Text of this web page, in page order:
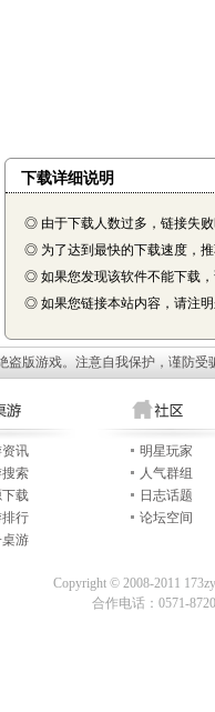
下载详细说明
◎ 由于下载人数过多，链接失
◎ 为了达到最快的下载速度，
◎ 如果您发现该软件不能下载
◎ 如果您链接本站内容，请注明
盗版游戏。注意自我保护，谨防
讯
索
下载
行
桌游
明星玩家
人气群组
日志话题
论坛空间
Copyright © 2008-2011
合作电话：0571-